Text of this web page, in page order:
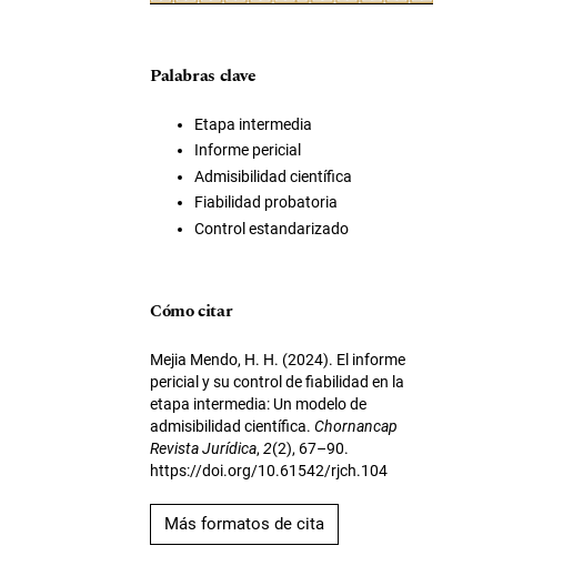
Palabras clave
Etapa intermedia
Informe pericial
Admisibilidad científica
Fiabilidad probatoria
Control estandarizado
Cómo citar
Mejia Mendo, H. H. (2024). El informe
pericial y su control de fiabilidad en la
etapa intermedia: Un modelo de
admisibilidad científica. Chornancap
Revista Jurídica, 2(2), 67–90.
https://doi.org/10.61542/rjch.104
Más formatos de cita